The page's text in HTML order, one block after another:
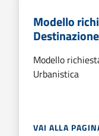
Modello
Modello
Urbanistica
VAI ALLA